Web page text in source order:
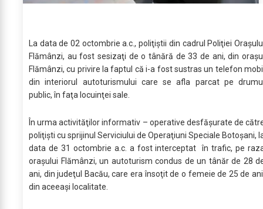
La data de 02 octombrie a.c., poliţiştii din cadrul Poliţiei
Flămânzi, au fost sesizaţi de o tânără de 33 de ani, din
Flămânzi, cu privire la faptul că i-a fost sustras un telefon
din interiorul autoturismului care se afla parcat pe
public, în faţa locuinţei sale.
În urma activităţilor informativ – operative desfăşurate de
poliţişti cu sprijinul Serviciului de Operaţiuni Speciale Botoşani,
data de 31 octombrie a.c. a fost interceptat în trafic, pe
oraşului Flămânzi, un autoturism condus de un tânăr de 28
ani, din judeţul Bacău, care era însoţit de o femeie de 25 de
din aceeaşi localitate.